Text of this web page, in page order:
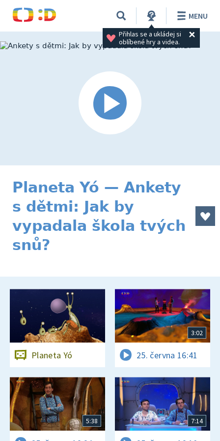
Přihlas se a ukládej si
oblíbené hry a videa.
MENU
Planeta Yó — Ankety
s dětmi: Jak by
vypadala škola tvých
snů?
Planeta Yó
3:02
25. června 16:41
5:38 7:14